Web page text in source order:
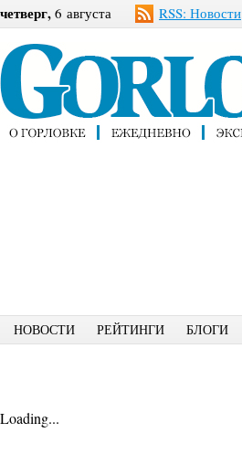
четверг, 6 августа RSS: Новости
НОВОСТИ РЕЙТИНГИ БЛОГИ
Loading...